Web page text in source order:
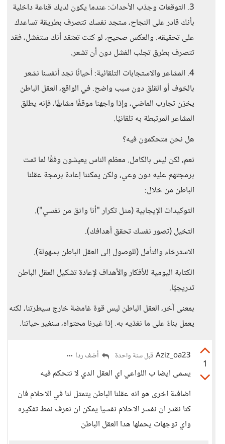
3. التوقعات وجذب الأحداث: عندما يكون لديك قناعة داخلية
بأنك قادر على النجاح، ستجد نفسك تتصرف بطريقة تساعدك
على تحقيقه. والعكس صحيح، لو كنت تعتقد أنك ستفشل، فقد
تتصرف بطرق تجلب الفشل دون أن تشعر.
4. المشاعر والاستجابات التلقائية: أحيانًا نجد أنفسنا نشعر
بالخوف أو القلق دون سبب واضح. في الواقع، العقل الباطن
يخزن تجارب الماضي، وإذا واجهنا موقفًا مشابهًا، فإنه يطلق
المشاعر المرتبطة به تلقائيًا.
هل نحن متحكمون فيه؟
نعم، لكن ليس بالكامل. معظم الناس يعيشون وفقًا لما تمت
برمجتهم عليه دون وعي، ولكن يمكننا إعادة برمجة عقلنا
الباطن من خلال:
التوكيدات الإيجابية (مثل تكرار "أنا واثق من نفسي").
التخيل (تصور نفسك تحقق أهدافك).
الاسترخاء والتأمل (للوصول إلى العقل الباطن بسهولة).
الكتابة اليومية للأفكار والأهداف لإعادة تشكيل العقل الباطن
تدريجيًا.
بمعنى آخر، العقل الباطن ليس قوة غامضة خارج سيطرتنا، لكنه
يعمل بناءً على ما نغذيه به. إذا غيرنا محتواه، سنغير حياتنا.
1
Aziz_oa23 قبل سنة واحدة أضف ردا
يسمى ايضا ب اللواعي اي العقل الدي لا نتحكم فيه
اضافىة اخرى هو انه عقلنا الباطن يتمتل لنا في الاحلام فان
كنا نقدر ان نفسر الاحلام نفسيا يمكن ان نعرف نمط تفكيره
واي توجهات يحملها هدا العقل الباطن